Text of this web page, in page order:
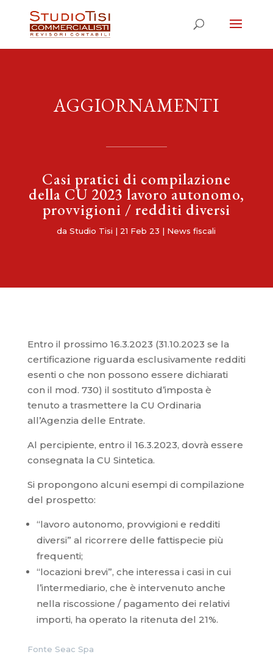
AGGIORNAMENTI
Casi pratici di compilazione
della CU 2023 lavoro autonomo,
provvigioni / redditi diversi
daStudio Tisi | 21 Feb 23 | News fiscali
Entro il prossimo 16.3.2023 (31.10.2023 se la
certificazione riguarda esclusivamente redditi
esenti o che non possono essere dichiarati
con il mod. 730) il sostituto d’imposta è
tenuto a trasmettere la CU Ordinaria
all’Agenzia delle Entrate.
Al percipiente, entro il 16.3.2023, dovrà essere
consegnata la CU Sintetica.
Si propongono alcuni esempi di compilazione
del prospetto:
“lavoro autonomo, provvigioni e redditi
diversi” al ricorrere delle fattispecie più
frequenti;
“locazioni brevi”, che interessa i casi in cui
l’intermediario, che è intervenuto anche
nella riscossione / pagamento dei relativi
importi, ha operato la ritenuta del 21%.
Fonte Seac Spa